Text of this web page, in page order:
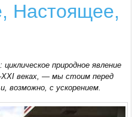
Настоящее,
: циклическое природное явление
веках, — мы стоим перед
возможно, с ускорением.